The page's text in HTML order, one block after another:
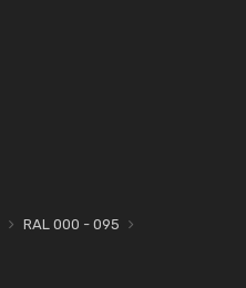
RAL 000 - 095